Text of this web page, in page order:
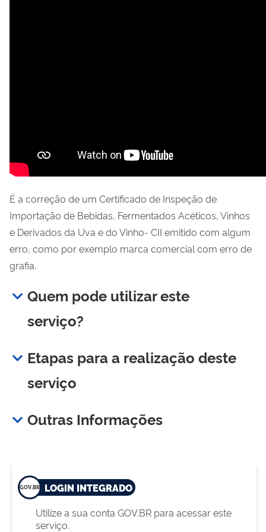
É a correção de um Certificado de Inspeção de
Importação de Bebidas, Fermentados Acéticos, Vinhos
e Derivados da Uva e do Vinho- CII emitido com algum
erro, como por exemplo marca comercial com erro de
grafia.
Quem pode utilizar este
serviço?
Etapas para a realização deste
serviço
Outras Informações
LOGIN INTEGRADO
Utilize a sua conta GOV.BR para acessar este
serviço.